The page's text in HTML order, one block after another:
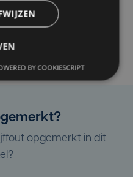
opgemerkt in dit
BY COOKIESCRIPT